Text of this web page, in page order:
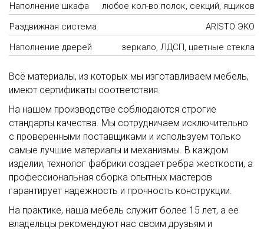
Наполнение шкафа
любое кол-во полок, секций, ящиков
Раздвижная система
ARISTO ЭКО
Наполнение дверей
зеркало, ЛДСП, цветные стекла
Всё материалы, из которых мы изготавливаем мебель,
имеют сертификаты соответствия.
На нашем производстве соблюдаются строгие
стандарты качества. Мы сотрудничаем исключительно
с проверенными поставщиками и используем только
самые лучшие материалы и механизмы. В каждом
изделии, технолог фабрики создает ребра жесткости, а
профессиональная сборка опытных мастеров
гарантирует надежность и прочность конструкции.
На практике, наша мебель служит более 15 лет, а ее
владельцы рекомендуют нас своим друзьям и